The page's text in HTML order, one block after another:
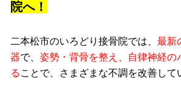
院へ！
二本松市のいろどり接骨院では、 最新
器で、 姿勢・背骨を整え、自律神経の
る ことで、さまざまな不調を改善して